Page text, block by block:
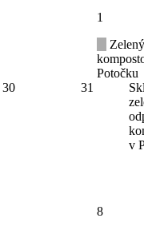
30 31
1
Potočku
v
8